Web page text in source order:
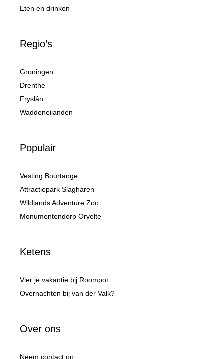
Eten en drinken
Regio’s
Groningen
Drenthe
Fryslân
Waddeneilanden
Populair
Vesting Bourtange
Attractiepark Slagharen
Wildlands Adventure Zoo
Monumentendorp Orvelte
Ketens
Vier je vakantie bij Roompot
Overnachten bij van der Valk?
Over ons
Neem contact op